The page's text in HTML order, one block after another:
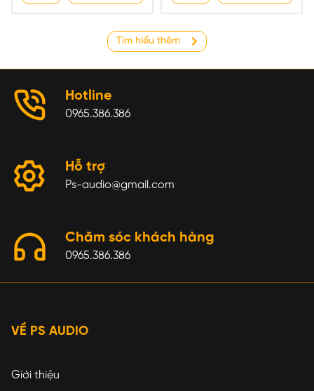
Tìm hiểu thêm
Hotline
0965.386.386
Hỗ trợ
Ps-audio@gmail.com
Chăm sóc khách hàng
0965.386.386
VỀ PS AUDIO
Giới thiệu